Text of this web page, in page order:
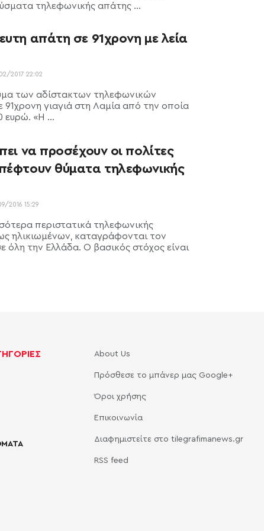
τηλεφωνικής απάτης ...
απάτη σε 91χρονη με λεία
2017 22:02
των αδίστακτων τηλεφωνικών
γιαγιά στη Λαμία από την οποία
ευρώ. «Η ...
να προσέχουν οι πολίτες
θύματα τηλεφωνικής
2016 15:29
περιστατικά τηλεφωνικής
ηλικιωμένων, καταγράφονται τον
όλη την Ελλάδα. Ο βασικός στόχος είναι
About Us
Πρόσθεσε το μπάνερ μας Google+
Όροι χρήσης
Επικοινωνία
Διαφημιστείτε στο tilegrafimanews.gr
RSS feed